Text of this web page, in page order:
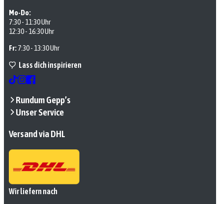
Mo-Do:
7:30 - 11:30 Uhr
12:30 - 16:30 Uhr
Fr:7:30 - 13:30 Uhr
Lass dich inspirieren
Rundum Gepp’s
Unser Service
Versand via DHL
Wir liefern nach